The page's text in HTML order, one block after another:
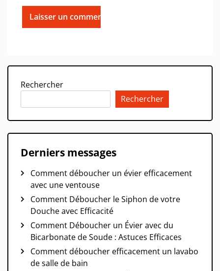
Rechercher
Rechercher
Derniers messages
Comment déboucher un évier efficacement
avec une ventouse
Comment Déboucher le Siphon de votre
Douche avec Efficacité
Comment Déboucher un Évier avec du
Bicarbonate de Soude : Astuces Efficaces
Comment déboucher efficacement un lavabo
de salle de bain